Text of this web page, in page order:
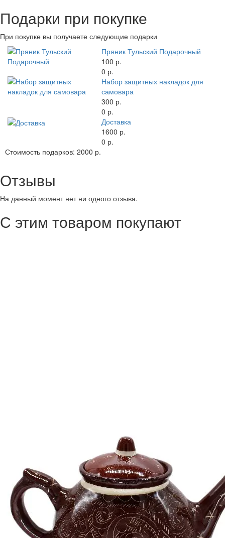
Подарки при покупке
При покупке вы получаете следующие подарки
Пряник Тульский Подарочный
100 р.
0 р.
Набор защитных накладок для
самовара
300 р.
0 р.
Доставка
1600 р.
0 р.
Стоимость подарков: 2000 р.
Отзывы
На данный момент нет ни одного отзыва.
С этим товаром покупают